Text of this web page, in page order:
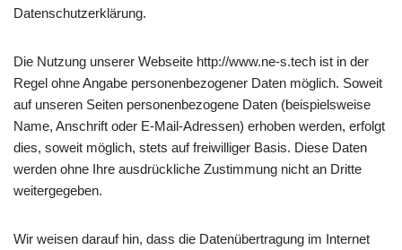
Datenschutzerklärung.
Die Nutzung unserer Webseite http://www.ne-s.tech ist in der
Regel ohne Angabe personenbezogener Daten möglich. Soweit
auf unseren Seiten personenbezogene Daten (beispielsweise
Name, Anschrift oder E-Mail-Adressen) erhoben werden, erfolgt
dies, soweit möglich, stets auf freiwilliger Basis. Diese Daten
werden ohne Ihre ausdrückliche Zustimmung nicht an Dritte
weitergegeben.
Wir weisen darauf hin, dass die Datenübertragung im Internet